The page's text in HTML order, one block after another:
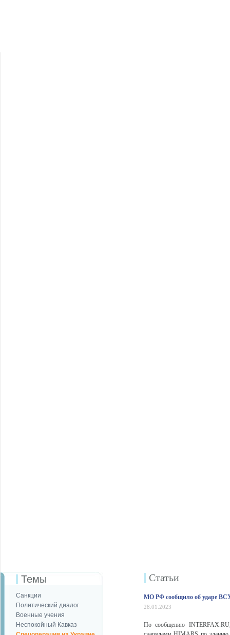
Темы
Санкции
Политический диалог
Военные учения
Неспокойный Кавказ
Статьи
МО РФ сообщило об ударе
28.01.2023
По сообщению